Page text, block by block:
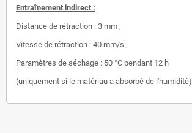
Entraînement indirect :
Distance de rétraction : 3 mm ;
Vitesse de rétraction : 40 mm/s ;
Paramètres de séchage : 50 °C pendant 12 h
(uniquement si le matériau a absorbé de